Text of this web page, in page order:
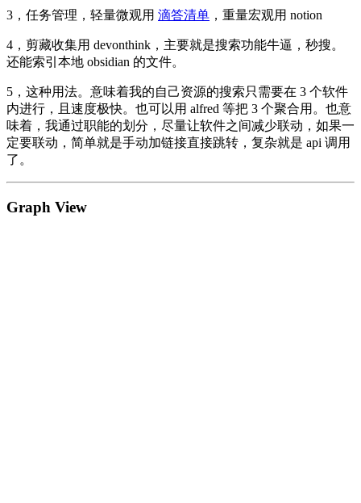
3，任务管理，轻量微观用 滴答清单 ，重量宏观用 notion
4，剪藏收集用 devonthink，主要就是搜索功能牛逼，秒搜。
还能索引本地 obsidian 的文件。
5，这种用法。意味着我的自己资源的搜索只需要在 3 个软件
内进行，且速度极快。也可以用 alfred 等把 3 个聚合用。也意
味着，我通过职能的划分，尽量让软件之间减少联动，如果一
定要联动，简单就是手动加链接直接跳转，复杂就是 api 调用
了。
Graph View